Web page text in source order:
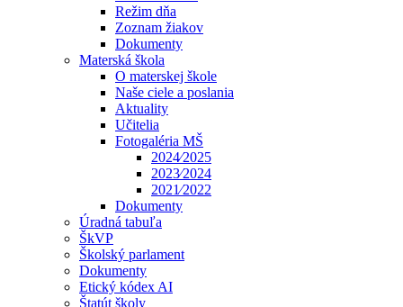
Režim dňa
Zoznam žiakov
Dokumenty
Materská škola
O materskej škole
Naše ciele a poslania
Aktuality
Učitelia
Fotogaléria MŠ
2024⁄2025
2023⁄2024
2021⁄2022
Dokumenty
Úradná tabuľa
ŠkVP
Školský parlament
Dokumenty
Etický kódex AI
Štatút školy